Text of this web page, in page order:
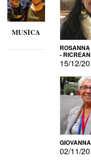
MUSICA
-
15/12/
02/11/